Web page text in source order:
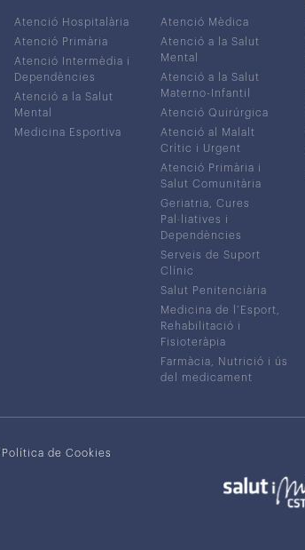
Atenció Hospitalària
Atenció Primària
Atenció Intermèdia i
Dependències
Atenció a la Salut
Mental
Medicina Esportiva
Atenció Mèdica
Atenció a la Salut
Mental
Atenció a la Salut
Materno-Infantil
Atenció Quirúrgica
Atenció al Malalt
Crític i Urgent
Atenció Primària i
Salut Comunitària
Geriatria, Cures
Pal·liatives i
Dependències
Serveis de Suport
Clínic
Salut Penitenciària
Medicina de l’Esport,
Rehabilitació i
Fisioteràpia
Farmàcia, Nutrició i ús
del medicament
Política de Cookies